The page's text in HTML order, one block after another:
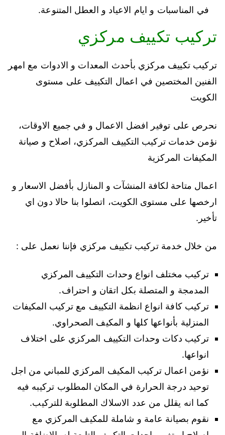
في المناسبات و ايام الاعياد و العطل المتنوعة.
تركيب تكييف مركزي
تركيب تكييف مركزي بأحدث المعدات و الادوات مع امهر
الفنين المختصين في اعمال التكييف على مستوى
الكويت
نحرص على توفير افضل الاعمال و في جميع الاوقات،
نؤمن خدمات تركيب التكييف المركزي، اصلاح و صيانة
المكيفات المركزية
اعمال متاحة لكافة المنشآت و المنازل بأفضل الاسعار و
ارخصها على مستوى الكويت، اتصلوا بنا حالا دون اي
تأخير.
من خلال خدمة تركيب تكييف مركزي فإننا نعمل على :
تركيب مختلف انواع وحدات التكييف المركزي
المدمجة و المتصلة بكل اتقان و احتراف.
تركيب كافة انواع انظمة التكييف مع تركيب المكيفات
المنزلية بأنواعها كلها و المكيف الصحراوي.
تركيب دكات وحدات التكييف المركزي على اختلاف
انواعها.
نؤمن اعمال تركيب المكيف المركزي للمباني من اجل
توحيد درجة الحرارة في المكان المطلوب تركيبه فيه
كما انه يقلل من عدد الاسلاك المطلوبة للتركيب.
نقوم بصيانة عامة و شاملة للمكيف المركزي مع